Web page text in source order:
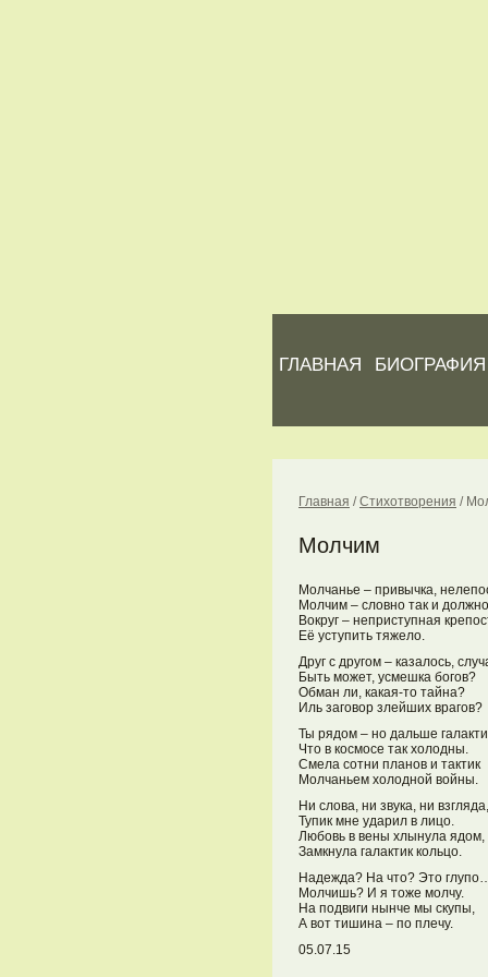
ГЛАВНАЯ БИОГРАФИЯ
Главная /Стихотворения /
Молчим
Молчанье – привычка,
Молчим – словно так и
Вокруг – неприступная
Её уступить тяжело.
Друг с другом – казалось,
Быть может, усмешка богов?
Обман ли, какая-то тайна?
Иль заговор злейших врагов?
Ты рядом – но дальше
Что в космосе так холодны.
Смела сотни планов и тактик
Молчаньем холодной войны.
Ни слова, ни звука, ни взгляда,
Тупик мне ударил в лицо.
Любовь в вены хлынула ядом,
Замкнула галактик кольцо.
Надежда? На что? Это
Молчишь? И я тоже молчу.
На подвиги нынче мы скупы,
А вот тишина – по плечу.
05.07.15